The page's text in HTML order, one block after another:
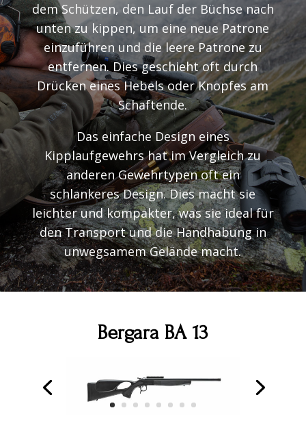
dem Schützen, den Lauf der Büchse nach
unten zu kippen, um eine neue Patrone
einzuführen und die leere Patrone zu
entfernen. Dies geschieht oft durch
Drücken eines Hebels oder Knopfes am
Schaftende.
Das einfache Design eines
Kipplaufgewehrs hat im Vergleich zu
anderen Gewehrtypen oft ein
schlankeres Design. Dies macht sie
leichter und kompakter, was sie ideal für
den Transport und die Handhabung in
unwegsamem Gelände macht.
Bergara BA 13